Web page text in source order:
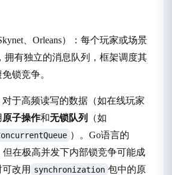
、Orleans）：每个玩家或场景
拥有独立的消息队列，框架调度其
锁竞争。
对于高频读写的数据（如在线玩家
原子操作和无锁队列 （如
）。Go语言的
但在极高并发下内部锁竞争可能成
改用 synchronization 包中的原